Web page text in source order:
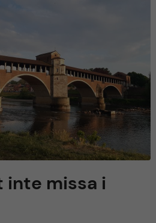
inte missa i